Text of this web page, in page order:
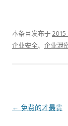
本条目发布于2015
企业安全、 企业泄
文章导航
← 免费的才最贵